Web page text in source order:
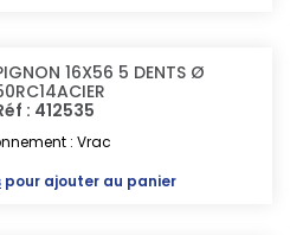
16X56 5 DENTS Ø
: 412535
: Vrac
pour ajouter au panier